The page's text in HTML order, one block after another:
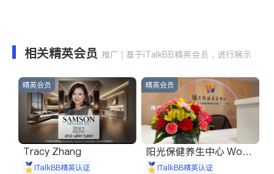
相关精英会员 推广 | 基于iTalkBB精英会员，进行展示
精英会员
Tracy Zhang
iTalkBB精英认证
精英会员
阳光保健养生中心 World
shine
iTalkBB精英认证